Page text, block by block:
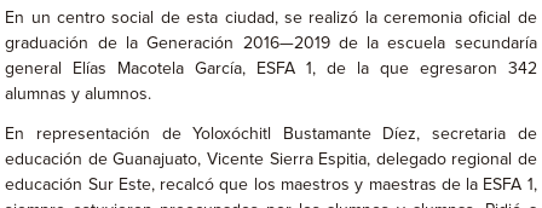
En un centro social de esta ciudad, se realizó la ceremonia oficial de
graduación de la Generación 2016—2019 de la escuela secundaría
general Elías Macotela García, ESFA 1, de la que egresaron 342
alumnas y alumnos.
En representación de Yoloxóchitl Bustamante Díez, secretaria de
educación de Guanajuato, Vicente Sierra Espitia, delegado regional de
educación Sur Este, recalcó que los maestros y maestras de la ESFA 1,